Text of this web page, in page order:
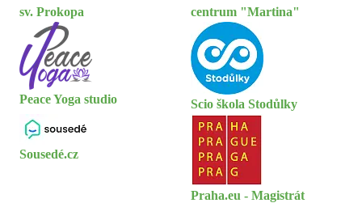
sv. Prokopa
centrum "Martina"
Peace Yoga studio Scio škola Stodůlky
Sousedé.cz
Praha.eu - Magistrát